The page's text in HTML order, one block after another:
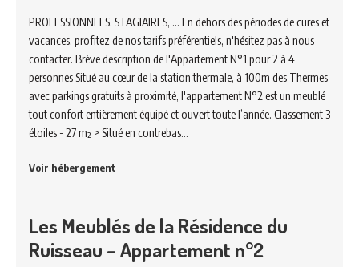
PROFESSIONNELS, STAGIAIRES, ... En dehors des périodes de cures et
vacances, profitez de nos tarifs préférentiels, n'hésitez pas à nous
contacter. Brève description de l'Appartement N°1 pour 2 à 4
personnes Situé au cœur de la station thermale, à 100m des Thermes
avec parkings gratuits à proximité, l'appartement N°2 est un meublé
tout confort entièrement équipé et ouvert toute l’année. Classement 3
étoiles - 27 m² > Situé en contrebas…
Voir hébergement
Les Meublés de la Résidence du
Ruisseau – Appartement n°2